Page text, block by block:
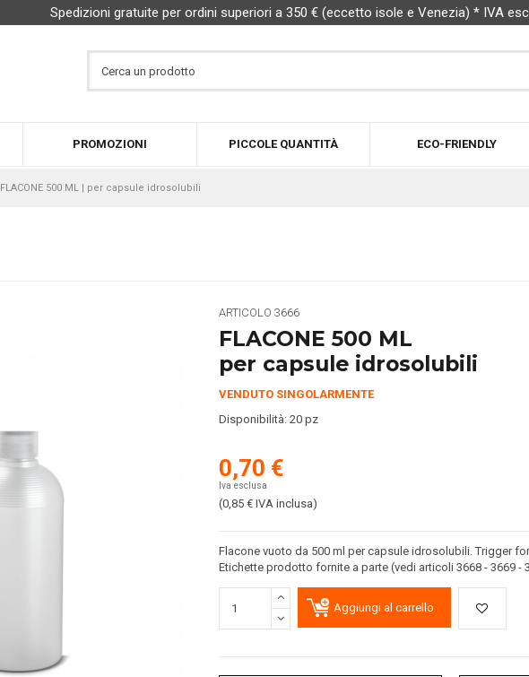
Spedizioni gratuite per ordini superiori a 350 € (eccetto isole e Venezia) * IVA
PROMOZIONI PICCOLE QUANTITÀ ECO-FRIENDLY
FLACONE 500 ML | per capsule idrosolubili
ARTICOLO 3666
FLACONE 500 ML
per capsule idrosolubili
VENDUTO SINGOLARMENTE
Disponibilità: 20 pz
0,70 €
Iva esclusa
(0,85 € IVA inclusa)
Flacone vuoto da 500 ml per capsule idrosolubili. Trigger
Etichette prodotto fornite a parte (vedi articoli 3668 - 3669 -
Aggiungi al carrello